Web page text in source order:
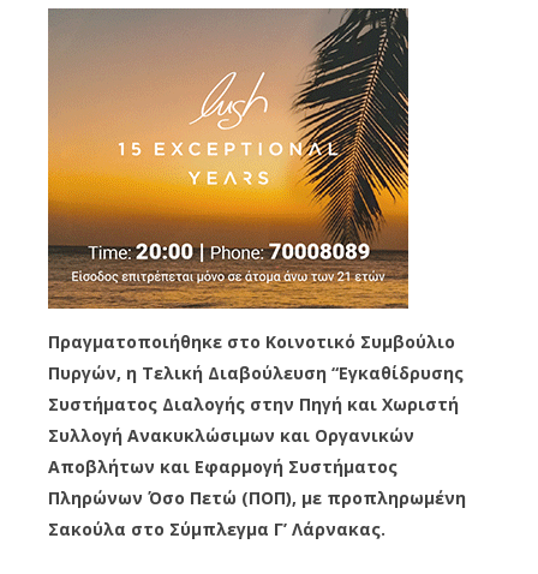
Πραγματοποιήθηκε στο Κοινοτικό Συμβούλιο
Πυργών, η Τελική Διαβούλευση “Εγκαθίδρυσης
Συστήματος Διαλογής στην Πηγή και Χωριστή
Συλλογή Ανακυκλώσιμων και Οργανικών
Αποβλήτων και Εφαρμογή Συστήματος
Πληρώνων Όσο Πετώ (ΠΟΠ), με προπληρωμένη
Σακούλα στο Σύμπλεγμα Γ’ Λάρνακας.